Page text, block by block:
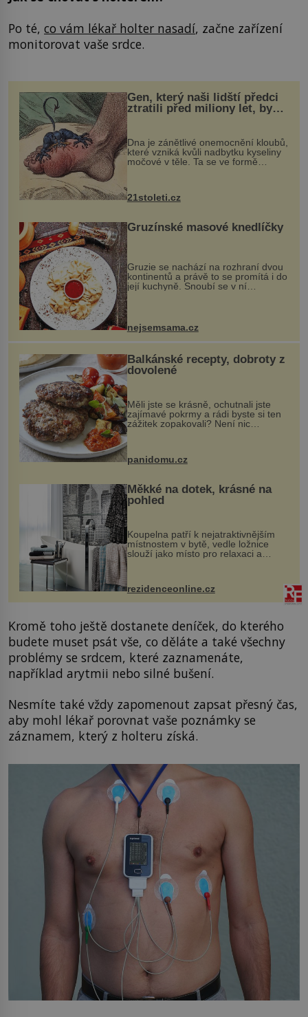
Po té, co vám lékař holter nasadí, začne zařízení
monitorovat vaše srdce.
Gen, který naši lidští předci
ztratili před miliony let, by
mohl pomoci s léčbou
„nemoci králů“
Dna je zánětlivé onemocnění kloubů,
které vzniká kvůli nadbytku kyseliny
močové v těle. Ta se ve formě
nohou, a způsobuje bole...
21stoleti.cz
Gruzínské masové knedlíčky
Gruzie se nachází na rozhraní dvou
kontinentů a právě to se promítá i do
její kuchyně. Snoubí se v ní
evropské a asijské chutě a díky tomu
pokrmy, které rozhodně st...
nejsemsama.cz
Balkánské recepty, dobroty z
dovolené
Měli jste se krásně, ochutnali jste
zajímavé pokrmy a rádi byste si ten
zážitek zopakovali? Není nic
snazšího. Pljeskavica (10 porcí)
Možná jste ji ochutnali na dovolené v
panidomu.cz
Měkké na dotek, krásné na
pohled
Koupelna patří k nejatraktivnějším
místnostem v bytě, vedle ložnice
slouží jako místo pro relaxaci a
odpočinek. Koupelnový textil –
ručníky, osušky a koberečky –
proutku...
rezidenceonline.cz
Kromě toho ještě dostanete deníček, do kterého
budete muset psát vše, co děláte a také všechny
problémy se srdcem, které zaznamenáte,
například arytmii nebo silné bušení.
Nesmíte také vždy zapomenout zapsat přesný čas,
aby mohl lékař porovnat vaše poznámky se
záznamem, který z holteru získá.